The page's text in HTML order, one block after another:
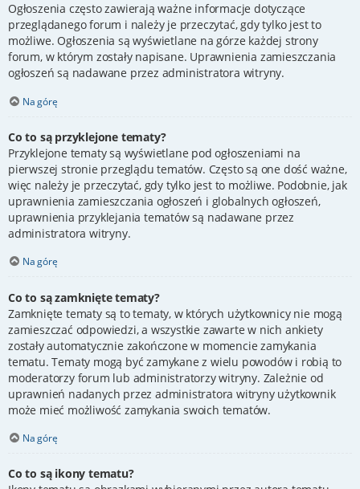
Ogłoszenia często zawierają ważne informacje dotyczące
przeglądanego forum i należy je przeczytać, gdy tylko jest to
możliwe. Ogłoszenia są wyświetlane na górze każdej strony
forum, w którym zostały napisane. Uprawnienia zamieszczania
ogłoszeń są nadawane przez administratora witryny.
Na górę
Co to są przyklejone tematy?
Przyklejone tematy są wyświetlane pod ogłoszeniami na
pierwszej stronie przeglądu tematów. Często są one dość ważne,
więc należy je przeczytać, gdy tylko jest to możliwe. Podobnie, jak
uprawnienia zamieszczania ogłoszeń i globalnych ogłoszeń,
uprawnienia przyklejania tematów są nadawane przez
administratora witryny.
Na górę
Co to są zamknięte tematy?
Zamknięte tematy są to tematy, w których użytkownicy nie mogą
zamieszczać odpowiedzi, a wszystkie zawarte w nich ankiety
zostały automatycznie zakończone w momencie zamykania
tematu. Tematy mogą być zamykane z wielu powodów i robią to
moderatorzy forum lub administratorzy witryny. Zależnie od
uprawnień nadanych przez administratora witryny użytkownik
może mieć możliwość zamykania swoich tematów.
Na górę
Co to są ikony tematu?